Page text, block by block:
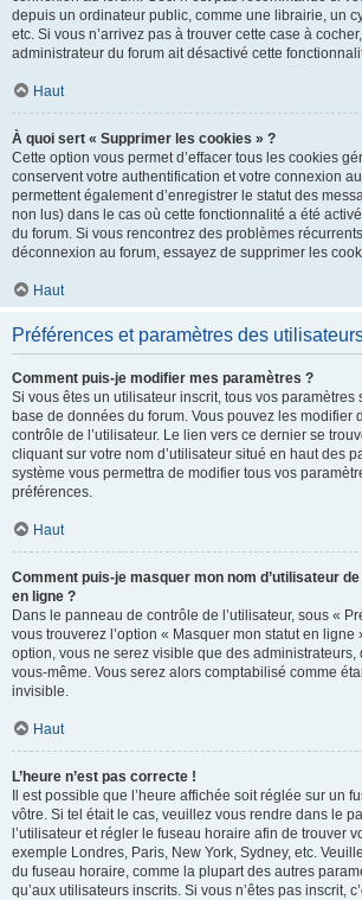
depuis un ordinateur public, comme une librairie, un
etc. Si vous n’arrivez pas à trouver cette case à
administrateur du forum ait désactivé cette
Haut
À quoi sert « Supprimer les cookies » ?
Cette option vous permet d’effacer tous les cookies
conservent votre authentification et votre connexion
permettent également d’enregistrer le statut des
non lus) dans le cas où cette fonctionnalité a été
du forum. Si vous rencontrez des problèmes
déconnexion au forum, essayez de supprimer les
Haut
Préférences et paramètres des
Comment puis-je modifier mes paramètres ?
Si vous êtes un utilisateur inscrit, tous vos paramètres
base de données du forum. Vous pouvez les modifier
contrôle de l’utilisateur. Le lien vers ce dernier se
cliquant sur votre nom d’utilisateur situé en haut des
système vous permettra de modifier tous vos
préférences.
Haut
Comment puis-je masquer mon nom d’utilisateur
en ligne ?
Dans le panneau de contrôle de l’utilisateur, sous «
vous trouverez l’option « Masquer mon statut en ligne
option, vous ne serez visible que des administrateurs,
vous-même. Vous serez alors comptabilisé comme
invisible.
Haut
L’heure n’est pas correcte !
Il est possible que l’heure affichée soit réglée sur un
vôtre. Si tel était le cas, veuillez vous rendre dans le
l’utilisateur et régler le fuseau horaire afin de trouver
exemple Londres, Paris, New York, Sydney, etc.
du fuseau horaire, comme la plupart des autres
qu’aux utilisateurs inscrits. Si vous n’êtes pas inscrit,